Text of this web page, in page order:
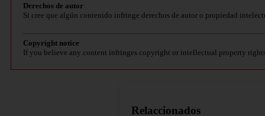
Derechos de autor
Si cree que algún contenido infringe derechos de autor o propiedad
Copyright notice
If you believe any content infringes copyright or intellectual property
Relaccionados